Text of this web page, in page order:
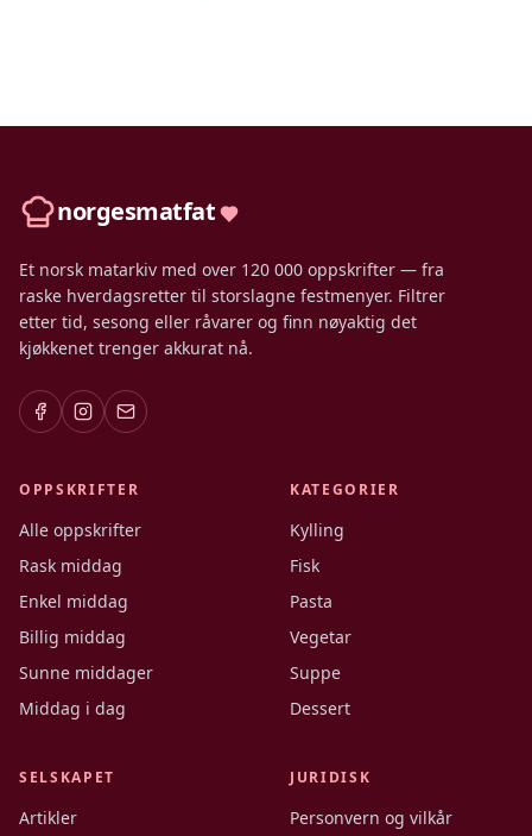
norgesmatfat
Et norsk matarkiv med over 120 000 oppskrifter — fra
raske hverdagsretter til storslagne festmenyer. Filtrer
etter tid, sesong eller råvarer og finn nøyaktig det
kjøkkenet trenger akkurat nå.
OPPSKRIFTER
Alle oppskrifter
Rask middag
Enkel middag
Billig middag
Sunne middager
Middag i dag
KATEGORIER
Kylling
Fisk
Pasta
Vegetar
Suppe
Dessert
SELSKAPET
Artikler
JURIDISK
Personvern og vilkår